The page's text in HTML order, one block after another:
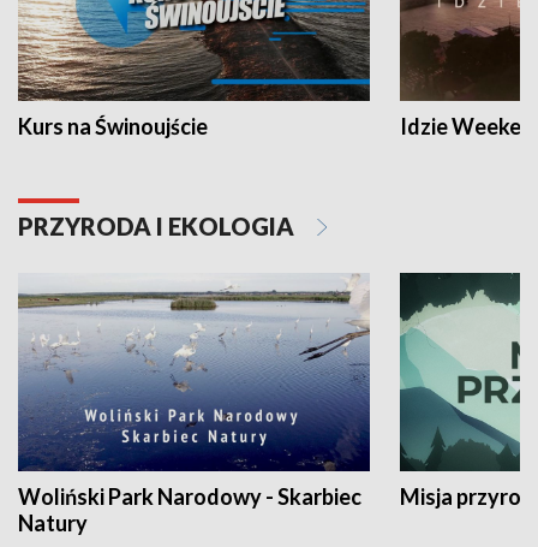
Kurs na Świnoujście Idzie
PRZYRODA I EKOLOGIA
Woliński Park Narodowy - Skarbiec
Natury
Misja